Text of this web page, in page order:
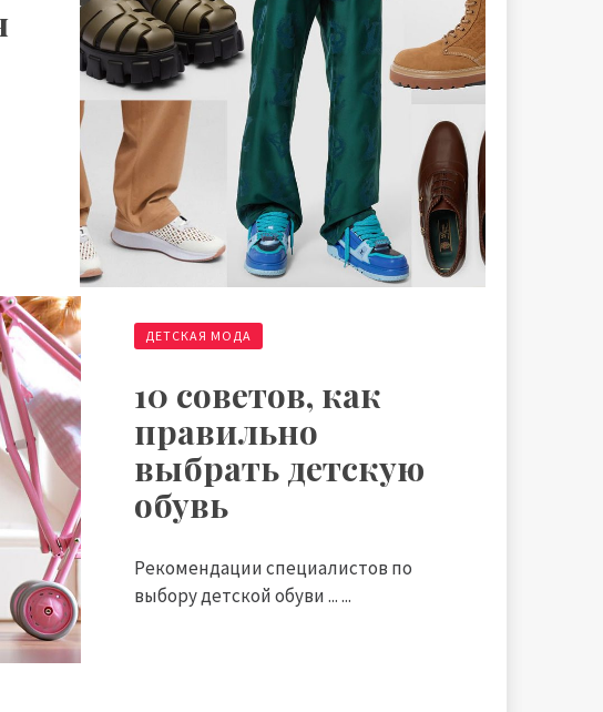
ДЕТСКАЯ МОДА
10 советов, как
правильно
выбрать детскую
обувь
Рекомендации специалистов по
выбору детской обуви ... ...